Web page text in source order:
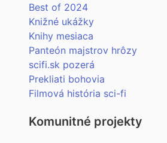
Best of 2024
Knižné ukážky
Knihy mesiaca
Panteón majstrov hrôzy
scifi.sk pozerá
Prekliati bohovia
Filmová história sci-fi
Komunitné projekty